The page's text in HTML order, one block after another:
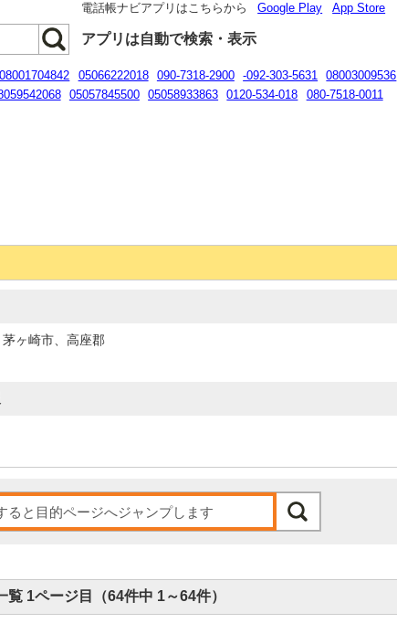
電話帳ナビアプリはこちらから Google Play App Store
アプリは自動で検索・表示
08001704842 05066222018 090-7318-2900 -092-303-5631
08003009536
05057845500 05058933863 0120-534-018
080-7518-0011
ヶ崎市、高座郡
1ページ目（64件中 1～64件）